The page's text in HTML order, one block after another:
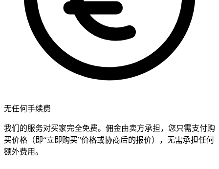
无任何手续费
我们的服务对买家完全免费。佣金由卖方承担，您只需支付购
买价格（即“立即购买”价格或协商后的报价），无需承担任何
额外费用。